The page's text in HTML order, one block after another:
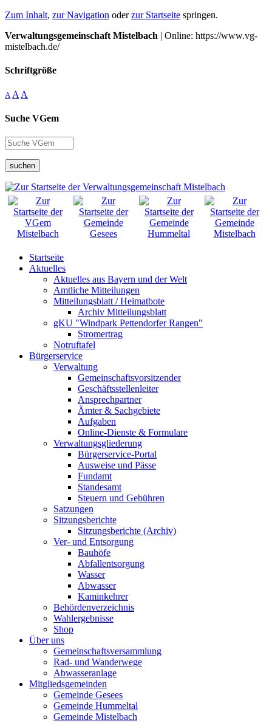
Zum Inhalt, zur Navigation oderzur Startseite springen.
Verwaltungsgemeinschaft Mistelbach | Online: https://www.vg-
mistelbach.de/
Schriftgröße
A A A
Suche VGem
suchen
Startseite
Aktuelles
Aktuelles aus Bayern und der Welt
Amtliche Mitteilungen
Mitteilungsblatt / Heimatbote
Archiv Mitteilungsblatt
gKU "Windpark Pettendorfer Rangen"
Stromertrag
Notruftafel
Bürgerservice
Verwaltung
Gemeinschaftsvorsitzender
Geschäftsstellenleiter
Ansprechpartner
Ämter & Sachgebiete
Aufgaben
Online-Dienste & Formulare
Verwaltungsgliederung
Bürgerservice-Portal
Ausweise und Pässe
Fundamt
Standesamt
Steuern und Gebühren
Satzungen
Sitzungsberichte
Sitzungsberichte (Archiv)
Ver- und Entsorgung
Bauhöfe
Abfallentsorgung
Wasser
Abwasser
Kaminkehrer
Behördenverzeichnis
Wahlergebnisse
Shop
Über uns
Gemeinschaftsversammlung
Rad- und Wanderwege
Abwasseranlage
Mitgliedsgemeinden
Gemeinde Gesees
Gemeinde Hummeltal
Gemeinde Mistelbach